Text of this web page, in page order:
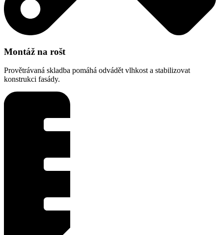
Montáž na rošt
Provětrávaná skladba pomáhá odvádět vlhkost a stabilizovat
konstrukci fasády.